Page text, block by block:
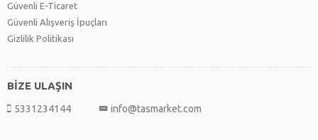
Güvenli E-Ticaret
Güvenli Alışveriş İpuçları
Gizlilik Politikası
BİZE ULAŞIN
5331234144 info@tasmarket.com